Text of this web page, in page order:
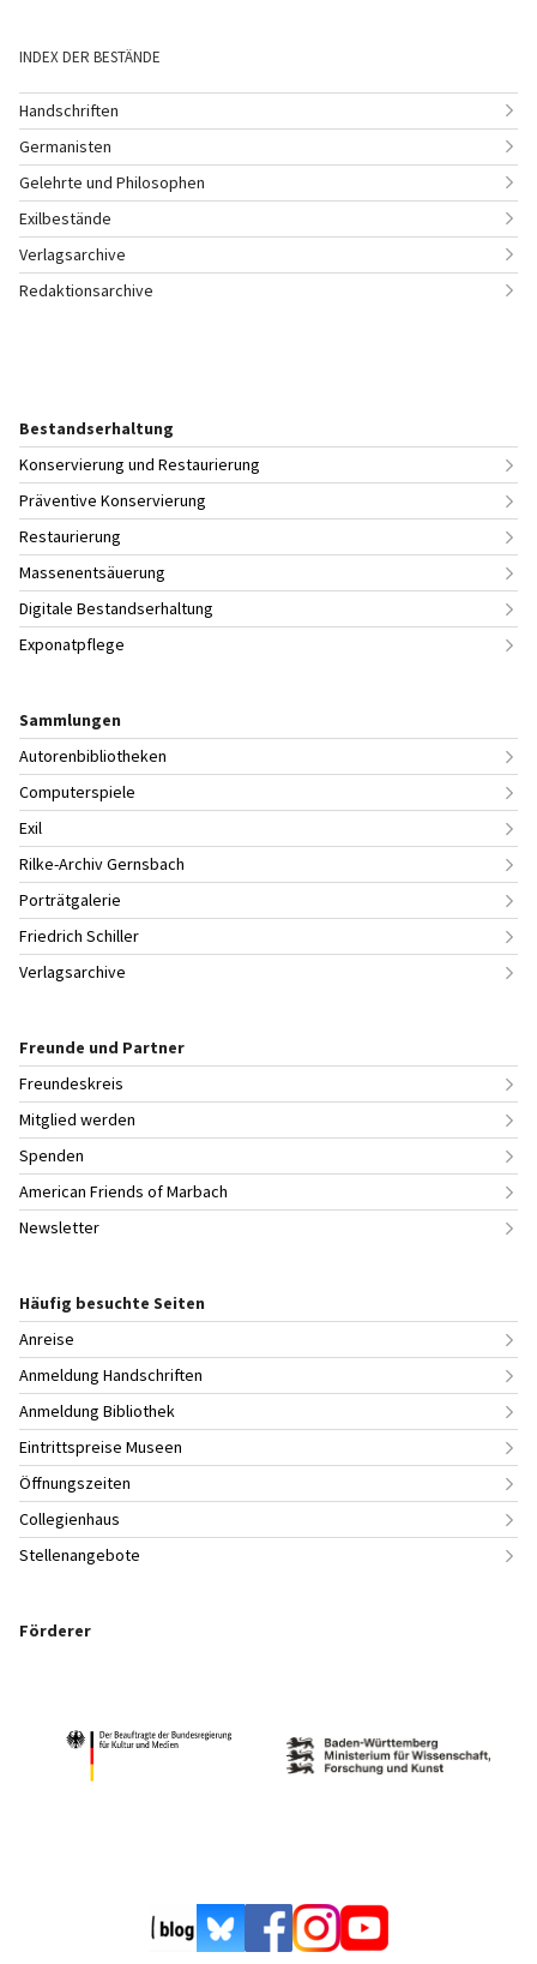
INDEX DER BESTÄNDE
Handschriften
Germanisten
Gelehrte und Philosophen
Exilbestände
Verlagsarchive
Redaktionsarchive
Bestandserhaltung
Konservierung und Restaurierung
Präventive Konservierung
Restaurierung
Massenentsäuerung
Digitale Bestandserhaltung
Exponatpflege
Sammlungen
Autorenbibliotheken
Computerspiele
Exil
Rilke-Archiv Gernsbach
Porträtgalerie
Friedrich Schiller
Verlagsarchive
Freunde und Partner
Freundeskreis
Mitglied werden
Spenden
American Friends of Marbach
Newsletter
Häufig besuchte Seiten
Anreise
Anmeldung Handschriften
Anmeldung Bibliothek
Eintrittspreise Museen
Öffnungszeiten
Collegienhaus
Stellenangebote
Förderer